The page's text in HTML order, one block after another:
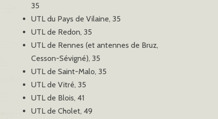
35
UTL du Pays de Vilaine, 35
UTL de Redon, 35
UTL de Rennes (et antennes de Bruz,
Cesson-Sévigné), 35
UTL de Saint-Malo, 35
UTL de Vitré, 35
UTL de Blois, 41
UTL de Cholet, 49